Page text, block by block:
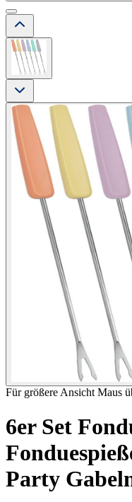
Für größere Ansicht Maus
6er Set
Party